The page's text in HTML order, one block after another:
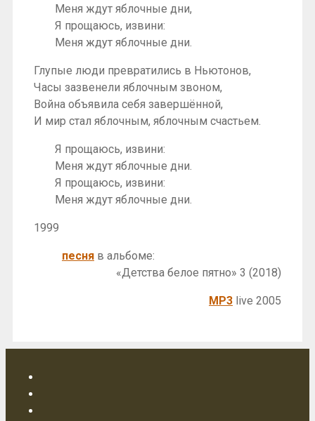
Меня ждут яблочные дни,
Я прощаюсь, извини:
Меня ждут яблочные дни.
Глупые люди превратились в Ньютонов,
Часы зазвенели яблочным звоном,
Война объявила себя завершённой,
И мир стал яблочным, яблочным счастьем.
Я прощаюсь, извини:
Меня ждут яблочные дни.
Я прощаюсь, извини:
Меня ждут яблочные дни.
1999
песня в альбоме:
«Детства белое пятно» 3 (2018)
MP3 live 2005